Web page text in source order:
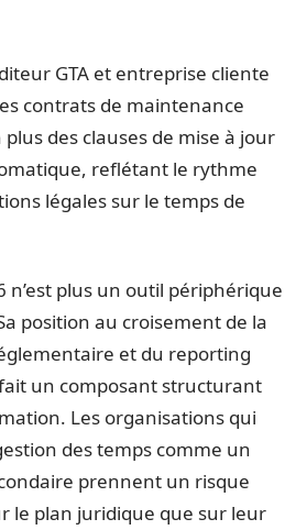
GTA et entreprise cliente
contrats de maintenance
des clauses de mise à jour
reflétant le rythme
légales sur le temps de
n’est plus un outil périphérique
position au croisement de la
et du reporting
un composant structurant
Les organisations qui
des temps comme un
prennent un risque
le plan juridique que sur leur